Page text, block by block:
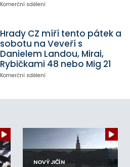
Komerční sdělení
Hrady CZ míří tento pátek a
sobotu na Veveří s
Danielem Landou, Mirai,
Rybičkami 48 nebo Mig 21
Komerční sdělení
NOVÝ JIČÍN